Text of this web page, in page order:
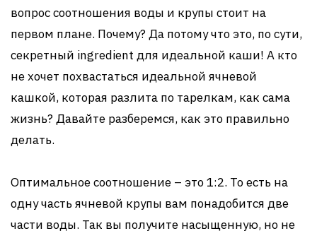
вопрос соотношения воды и крупы стоит на
первом плане. Почему? Да потому что это, по сути,
секретный ingredient для идеальной каши! А кто
не хочет похвастаться идеальной ячневой
кашкой, которая разлита по тарелкам, как сама
жизнь? Давайте разберемся, как это правильно
делать.
Оптимальное соотношение – это 1:2. То есть на
одну часть ячневой крупы вам понадобится две
части воды. Так вы получите насыщенную, но не